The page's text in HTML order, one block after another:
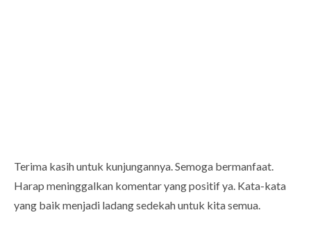
Terima kasih untuk kunjungannya. Semoga bermanfaat.
Harap meninggalkan komentar yang positif ya. Kata-kata
yang baik menjadi ladang sedekah untuk kita semua.